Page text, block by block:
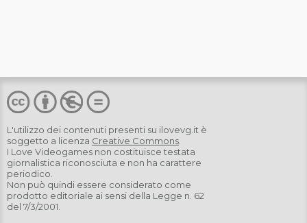
L'utilizzo dei contenuti presenti su ilovevg.it è
soggetto a licenza Creative Commons.
I Love Videogames non costituisce testata
giornalistica riconosciuta e non ha carattere
periodico.
Non può quindi essere considerato come
prodotto editoriale ai sensi della Legge n. 62
del 7/3/2001.